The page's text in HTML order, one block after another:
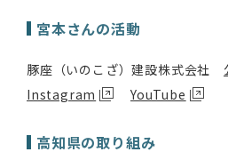
宮本さんの活動
豚座（いのこざ）建設株式会社
Instagram
YouTube
高知県の取り組み